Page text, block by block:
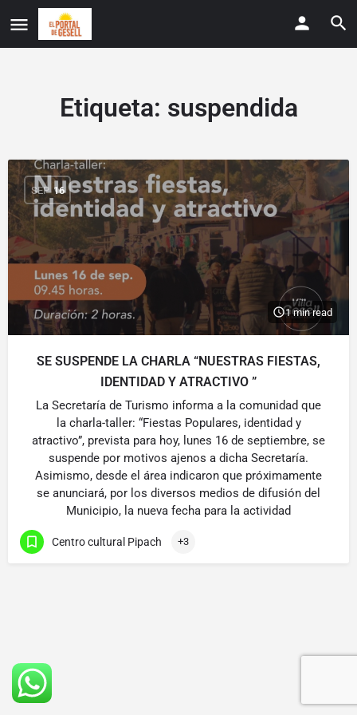
Etiqueta: suspendida
SEP 16
1 min read
SE SUSPENDE LA CHARLA “NUESTRAS FIESTAS,
IDENTIDAD Y ATRACTIVO ”
La Secretaría de Turismo informa a la comunidad que
la charla-taller: “Fiestas Populares, identidad y
atractivo”, prevista para hoy, lunes 16 de septiembre, se
suspende por motivos ajenos a dicha Secretaría.
Asimismo, desde el área indicaron que próximamente
se anunciará, por los diversos medios de difusión del
Municipio, la nueva fecha para la actividad
Centro cultural Pipach +3